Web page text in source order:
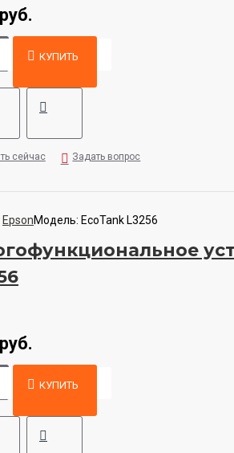
КУПИТЬ
сейчас Задать вопрос
EpsonМодель: EcoTank L3256
КУПИТЬ